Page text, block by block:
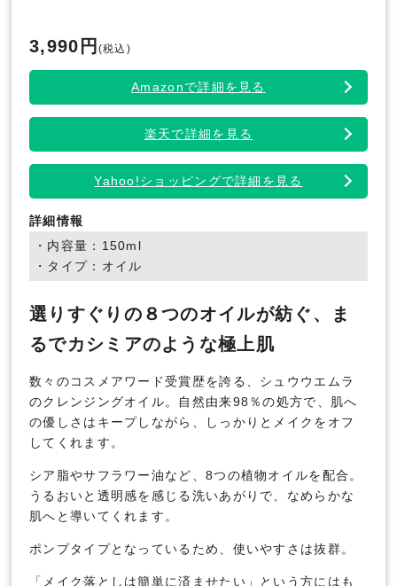
3,990円 (税込)
Amazonで詳細を見る
楽天で詳細を見る
Yahoo!ショッピングで詳細を見る
詳細情報
・内容量：150ml
・タイプ：オイル
選りすぐりの８つのオイルが紡ぐ、ま
るでカシミアのような極上肌
数々のコスメアワード受賞歴を誇る、シュウウエムラ
のクレンジングオイル。自然由来98％の処方で、肌へ
の優しさはキープしながら、しっかりとメイクをオフ
してくれます。
シア脂やサフラワー油など、8つの植物オイルを配合。
うるおいと透明感を感じる洗いあがりで、なめらかな
肌へと導いてくれます。
ポンプタイプとなっているため、使いやすさは抜群。
「メイク落としは簡単に済ませたい」という方にはも